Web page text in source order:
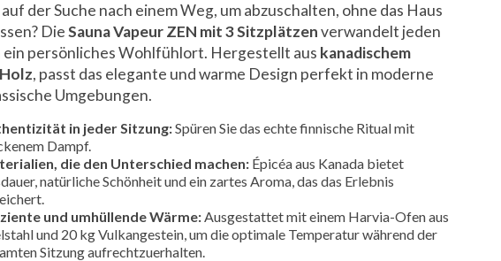
auf der Suche nach einem Weg, um abzuschalten, ohne das Haus
DieSauna Vapeur ZEN mit 3 Sitzplätzenverwandelt jeden
ein persönliches Wohlfühlort. Hergestellt aus kanadischem
, passt das elegante und warme Design perfekt in moderne
Umgebungen.
in jeder Sitzung:Spüren Sie das echte finnische Ritual mit
Dampf.
die den Unterschied machen: Épicéa aus Kanada bietet
natürliche Schönheit und ein zartes Aroma, das das Erlebnis
und umhüllende Wärme: Ausgestattet mit einem Harvia-Ofen aus
und 20 kg Vulkangestein, um die optimale Temperatur während der
Sitzung aufrechtzuerhalten.